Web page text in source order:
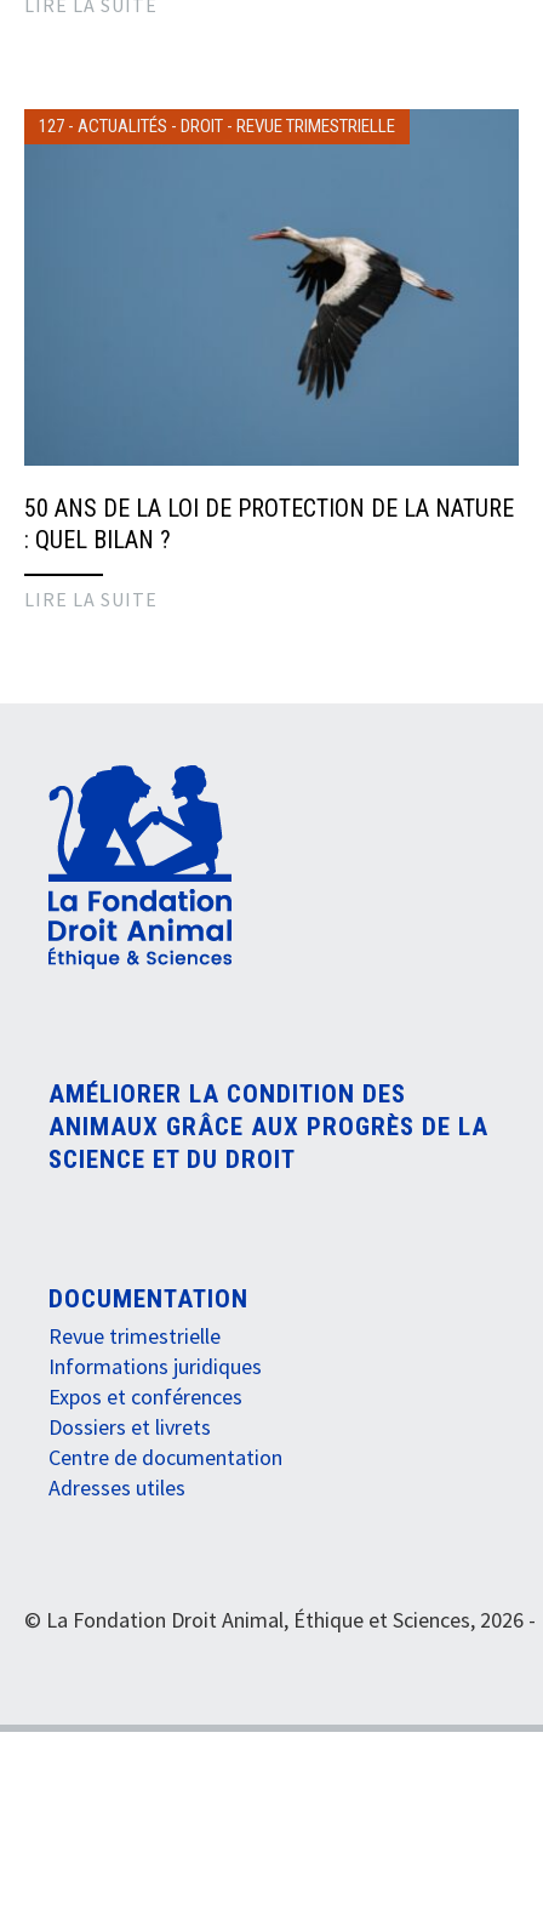
127 - ACTUALITÉS - DROIT - REVUE TRIMESTRIELLE
50 ANS DE LA LOI DE PROTECTION DE LA NATURE
: QUEL BILAN ?
LIRE LA SUITE
AMÉLIORER LA CONDITION DES
ANIMAUX GRÂCE AUX PROGRÈS DE LA
SCIENCE ET DU DROIT
DOCUMENTATION
Revue trimestrielle
Informations juridiques
Expos et conférences
Dossiers et livrets
Centre de documentation
Adresses utiles
© La Fondation Droit Animal, Éthique et Sciences, 2026 -